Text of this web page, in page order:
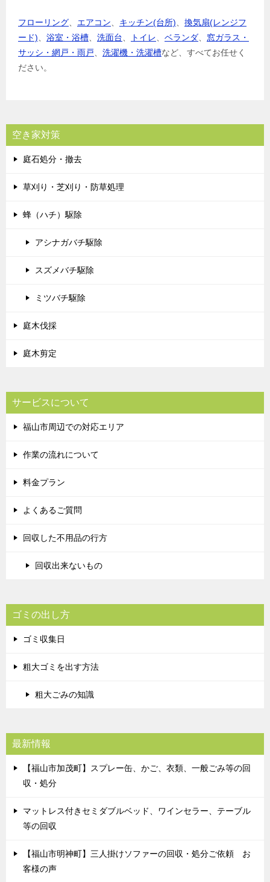
フローリング エアコン キッチン(台所)
換気扇(レンジフ
ード)
浴室・浴槽 洗面台 トイレ ベランダ
窓ガラス・
サッシ・網戸・雨戸
洗濯機・洗濯槽など、すべてお任せく
ださい。
空き家対策
庭石処分・撤去
草刈り・芝刈り・防草処理
蜂（ハチ）駆除
アシナガバチ駆除
スズメバチ駆除
ミツバチ駆除
庭木伐採
庭木剪定
サービスについて
福山市周辺での対応エリア
作業の流れについて
料金プラン
よくあるご質問
回収した不用品の行方
回収出来ないもの
ゴミの出し方
ゴミ収集日
粗大ゴミを出す方法
粗大ごみの知識
最新情報
【福山市加茂町】スプレー缶、かご、衣類、一般ごみ等の回
収・処分
マットレス付きセミダブルベッド、ワインセラー、テーブル
等の回収
【福山市明神町】三人掛けソファーの回収・処分ご依頼 お
客様の声